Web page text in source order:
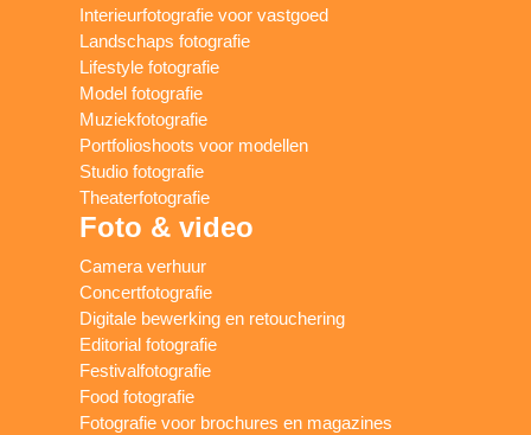
Interieurfotografie voor vastgoed
Landschaps fotografie
Lifestyle fotografie
Model fotografie
Muziekfotografie
Portfolioshoots voor modellen
Studio fotografie
Theaterfotografie
Foto & video
Camera verhuur
Concertfotografie
Digitale bewerking en retouchering
Editorial fotografie
Festivalfotografie
Food fotografie
Fotografie voor brochures en magazines